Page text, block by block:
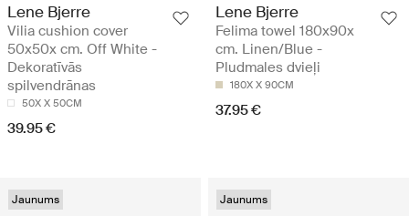
Lene Bjerre
Vilia cushion cover
50x50x cm. Off White -
Dekoratīvās
spilvendrānas
50X X 50CM
39.95 €
Lene Bjerre
Felima towel 180x90x
cm. Linen/Blue -
Pludmales dvieļi
180X X 90CM
37.95 €
Jaunums Jaunums